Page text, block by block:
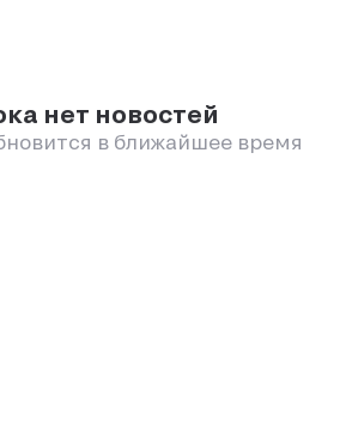
нет новостей
в ближайшее время